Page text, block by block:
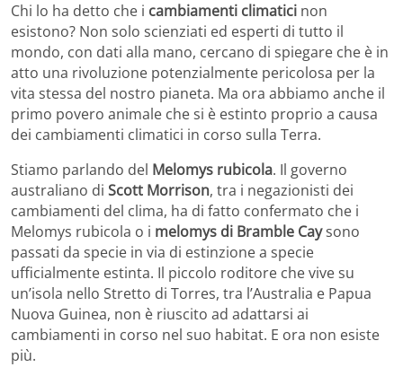
Chi lo ha detto che i cambiamenti climatici non
esistono? Non solo scienziati ed esperti di tutto il
mondo, con dati alla mano, cercano di spiegare che è in
atto una rivoluzione potenzialmente pericolosa per la
vita stessa del nostro pianeta. Ma ora abbiamo anche il
primo povero animale che si è estinto proprio a causa
dei cambiamenti climatici in corso sulla Terra.
Stiamo parlando del Melomys rubicola. Il governo
australiano di Scott Morrison, tra i negazionisti dei
cambiamenti del clima, ha di fatto confermato che i
Melomys rubicola o i melomys di Bramble Caysono
passati da specie in via di estinzione a specie
ufficialmente estinta. Il piccolo roditore che vive su
un’isola nello Stretto di Torres, tra l’Australia e Papua
Nuova Guinea, non è riuscito ad adattarsi ai
cambiamenti in corso nel suo habitat. E ora non esiste
più.